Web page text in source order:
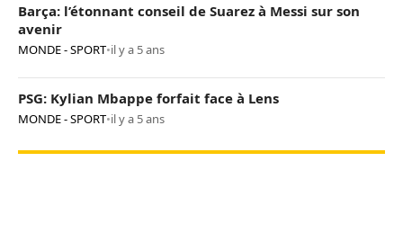
Barça: l’étonnant conseil de Suarez à Messi sur son
avenir
MONDE - SPORT•il y a 5 ans
PSG: Kylian Mbappe forfait face à Lens
MONDE - SPORT•il y a 5 ans